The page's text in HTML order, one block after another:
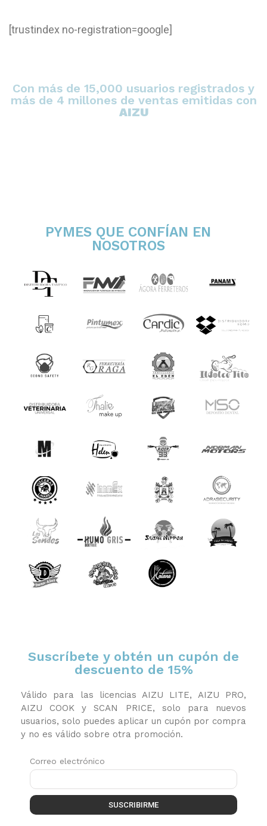
[trustindex no-registration=google]
Con más de 15,000 usuarios registrados y
más de 4 millones de ventas emitidas con
AIZU
PYMES QUE CONFÍAN EN
NOSOTROS
Suscríbete y obtén un cupón de
descuento de 15%
Válido para las licencias AIZU LITE, AIZU PRO,
AIZU COOK y SCAN PRICE, solo para nuevos
usuarios, solo puedes aplicar un cupón por compra
y no es válido sobre otra promoción.
Correo electrónico
SUSCRIBIRME